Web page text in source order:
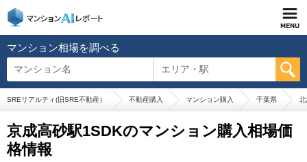
マンション相場を調べる
マンション名 エリア・駅
SREリアルティ(旧SRE不動産） 不動産購入 マンション購入 千葉県
京成高砂駅1SDKのマンション購入相場価
格情報